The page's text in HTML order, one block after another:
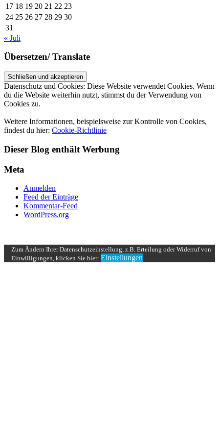
17 18 19 20 21 22 23
24 25 26 27 28 29 30
31
« Juli
Übersetzen/ Translate
Datenschutz und Cookies: Diese Website verwendet Cookies. Wenn
du die Website weiterhin nutzt, stimmst du der Verwendung von
Cookies zu.
Weitere Informationen, beispielsweise zur Kontrolle von Cookies,
findest du hier: Cookie-Richtlinie
Dieser Blog enthält Werbung
Meta
Anmelden
Feed der Einträge
Kommentar-Feed
WordPress.org
Zum Ändern Ihrer Datenschutzeinstellung, z.B. Erteilung oder Widerruf von
Einwilligungen, klicken Sie hier: Einstellungen